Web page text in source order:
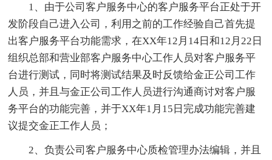
1、由于公司客户服务中心的客户服务平台正处于开
发阶段自己进入公司，利用之前的工作经验自己首先提
出客户服务平台功能需求，在XX年12月14日和12月22日
组织总部和营业部客户服务中心工作人员对客户服务平
台进行测试，同时将测试结果及时反馈给金正公司工作
人员，并且与金正公司工作人员进行沟通商讨对客户服
务平台的功能完善，并于XX年1月15日完成功能完善建
议提交金正工作人员；
2、负责公司客户服务中心质检管理办法编辑，并且